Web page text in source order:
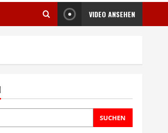
VIDEO ANSEHEN
SUCHEN